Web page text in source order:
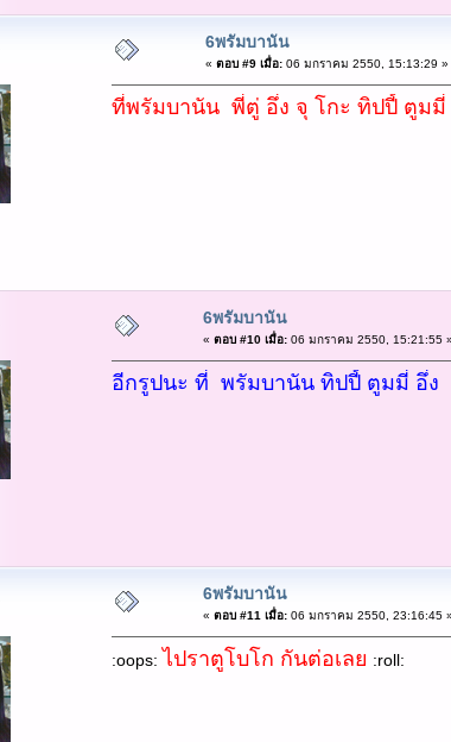
6พรัมบานัน
« ตอบ #9 เมื่อ:06 มกราคม 2550, 15:13:29 »
ที่พรัมบานัน พี่ตู่ อึ่ง จุ โกะ ทิปปี้ ตูมมี่
6พรัมบานัน
« ตอบ #10 เมื่อ:06 มกราคม 2550, 15:21:55 »
อีกรูปนะ ที่ พรัมบานัน ทิปปี้ ตูมมี่ อึ่ง
6พรัมบานัน
« ตอบ #11 เมื่อ:06 มกราคม 2550, 23:16:45 »
:oops: ไปราตูโบโก กันต่อเลย :roll: